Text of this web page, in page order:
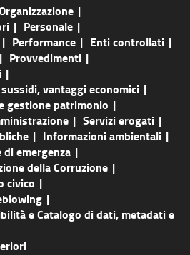
Personale
Performance
Enti controllati
Provvedimenti
vantaggi economici
gestione patrimonio
Servizi erogati
Informazioni ambientali
emergenza
della Corruzione
civico
e Catalogo di dati, metadati e